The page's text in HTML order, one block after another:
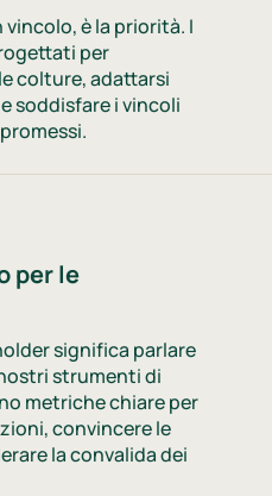
è la priorità. I
per
colture, adattarsi
soddisfare i vincoli
per le
significa parlare
strumenti di
metriche chiare per
convincere le
la convalida dei